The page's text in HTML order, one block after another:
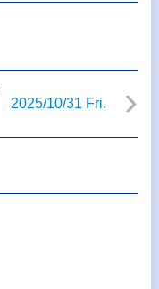
2025/10/31 Fri.